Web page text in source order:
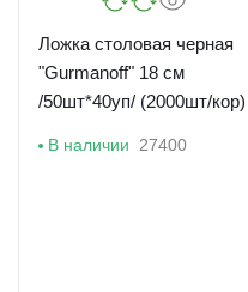
Ложка столовая черная
"Gurmanoff" 18 см
/50шт*40уп/ (2000шт/кор)
В наличии 27400